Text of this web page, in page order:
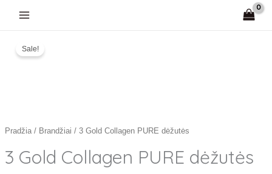
Sale!
Pradžia/ Brandžiai / 3 Gold Collagen PURE dėžutės
3 Gold Collagen PURE dėžutės
kiekis:
dėžutės